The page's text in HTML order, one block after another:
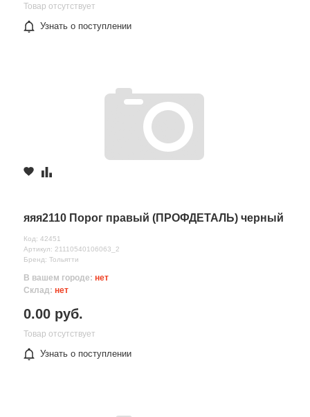
Товар отсутствует
Узнать о поступлении
яяя2110 Порог правый (ПРОФДЕТАЛЬ) черный
Код: 42451
Артикул: 21110540106063_2
Бренд: Тольятти
В вашем городе: нет
Склад: нет
0.00 руб.
Товар отсутствует
Узнать о поступлении